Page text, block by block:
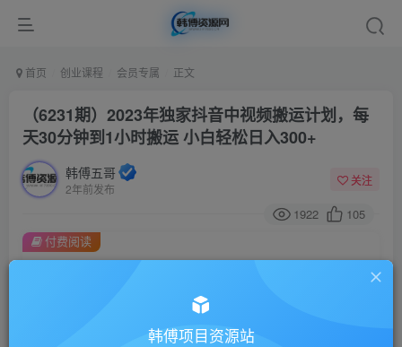
首页 创业课程 会员专属 正文
（6231期）2023年独家抖音中视频搬运计划，每
天30分钟到1小时搬运 小白轻松日入300+
韩傅五哥
2年前发布
关注
1922 105
会员专属资源
付费阅读
韩傅项目资源站